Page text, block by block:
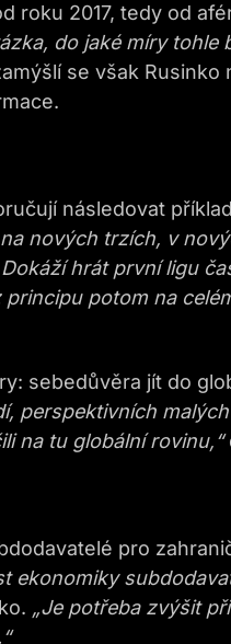
roku 2017, tedy od
do jaké míry tohle
se však Rusinko
následovat
nových trzích, v
hrát první ligu
potom na
sebedůvěra jít do
perspektivních
na tu globální rovinu,“
pro
ekonomiky
„Je potřeba zvýšit